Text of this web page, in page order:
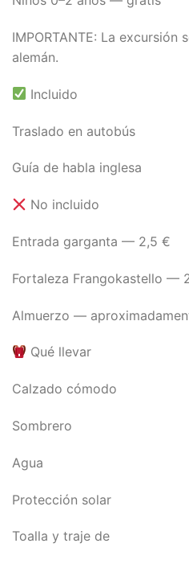
IMPORTANTE: La excursión
alemán.
Incluido
Traslado en autobús
Guía de habla inglesa
No incluido
Entrada garganta — 2,5 €
Fortaleza Frangokastello —
Almuerzo —
Qué llevar
Calzado cómodo
Sombrero
Agua
Protección solar
Toalla y traje de